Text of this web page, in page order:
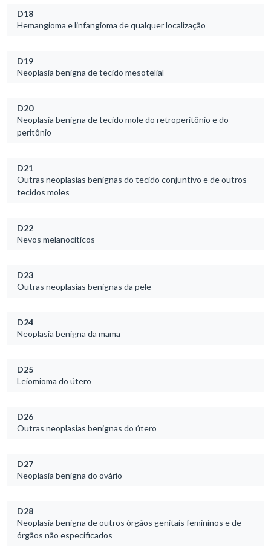
D18
Hemangioma e linfangioma de qualquer localização
D19
Neoplasia benigna de tecido mesotelial
D20
Neoplasia benigna de tecido mole do retroperitônio e do
peritônio
D21
Outras neoplasias benignas do tecido conjuntivo e de outros
tecidos moles
D22
Nevos melanocíticos
D23
Outras neoplasias benignas da pele
D24
Neoplasia benigna da mama
D25
Leiomioma do útero
D26
Outras neoplasias benignas do útero
D27
Neoplasia benigna do ovário
D28
Neoplasia benigna de outros órgãos genitais femininos e de
órgãos não especificados